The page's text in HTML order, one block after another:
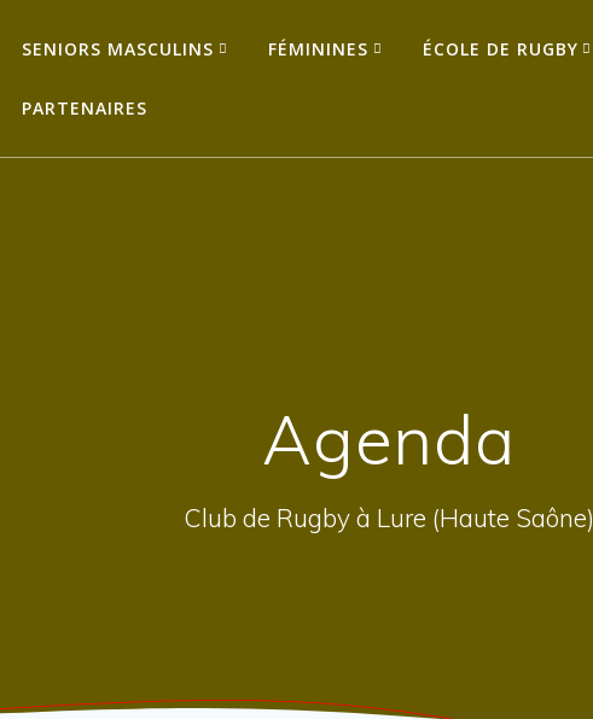
SENIORS MASCULINS FÉMININES ÉCOLE DE RUGBY
PARTENAIRES
Agenda
Club de Rugby à Lure (Haute Saône)